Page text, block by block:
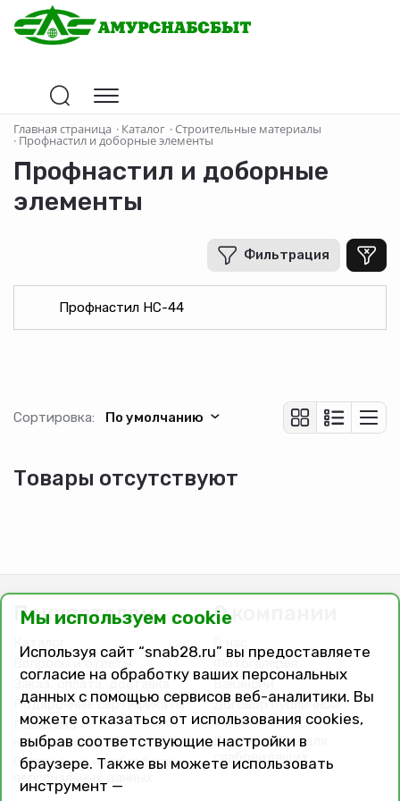
Главная страница · Каталог ·Строительные материалы
· Профнастил и доборные элементы
Профнастил и доборные
элементы
Фильтрация
Профнастил НС-44
Сортировка: По умолчанию
Товары отсутствуют
Покупателям
Каталог
Вопросы и ответы
Заказ, оплата, доставка
Подарочные сертификаты
Политика
конфиденциальности
Соглашение на обработку
О компании
О нас
Фотогалерея
Вакансии
Договор публичной
оферты
Версия сайта для
слабовидящих
Мы используем cookie
Используя сайт “snab28.ru” вы предоставляете
согласие на обработку ваших персональных
данных с помощью сервисов веб-аналитики. Вы
можете отказаться от использования cookies,
выбрав соответствующие настройки в
браузере. Также вы можете использовать
инструмент —